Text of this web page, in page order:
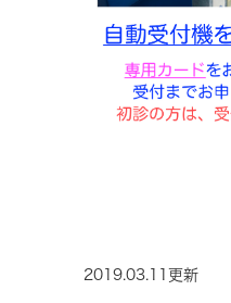
2019.03.11更新